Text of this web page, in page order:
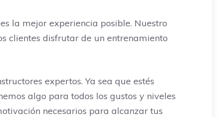
la mejor experiencia posible. Nuestro
clientes disfrutar de un entrenamiento
expertos. Ya sea que estés
algo para todos los gustos y niveles
necesarios para alcanzar tus